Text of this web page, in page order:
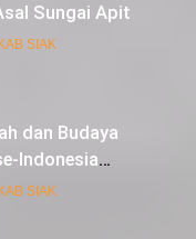
Sungai Apit
SIAK
dan Budaya
Indonesia
Siak
SIAK